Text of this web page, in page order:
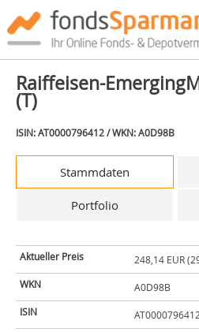
Raiffeisen-
(T)
ISIN: AT0000796412 / WKN: A0D98B
Stammdaten
Portfolio
Aktueller Preis
248,14 EUR
WKN
A0D98B
ISIN
AT0000796412